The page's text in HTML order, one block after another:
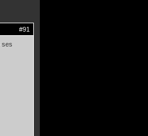
#91
ses